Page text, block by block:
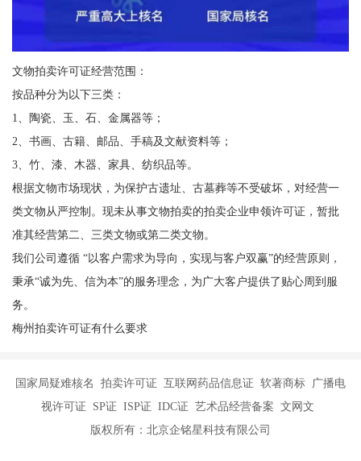
文物拍卖许可证经营范围：
按品种分为以下三类：
1、陶瓷、玉、石、金属器等；
2、书画、古籍、邮品、手稿及文献资料等；
3、竹、漆、木器、家具、纺织品等。
根据文物市场现状，为保护古遗址、古墓葬等不受破坏，对经营一
类文物从严控制。现未从事文物拍卖的拍卖企业申领许可证，暂批
准其经营第二、三类文物或第二类文物。
我们公司遵循 “以客户需求为导向，实现与客户双赢”的经营原则，
秉承“诚为先、信为本”的服务理念，为广大客户提供了贴心周到服
务。
梅州拍卖许可证有什么要求
国家局疑难核名 拍卖许可证 互联网药品信息证 软著商标 广播电
视许可证 SP证 ISP证 IDC证 艺术品经营备案 文网文
版权所有：北京企铭星科技有限公司